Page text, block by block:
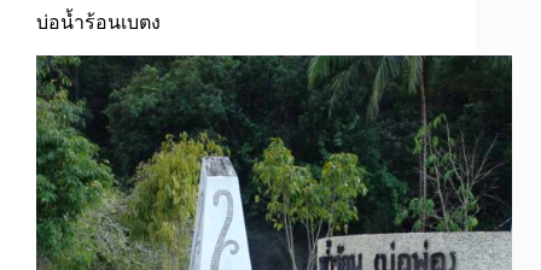
บ่อน้ำร้อนเบตง